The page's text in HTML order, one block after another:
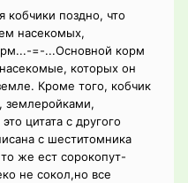
кобчики поздно, что
насекомых,
=-...Основной корм
которых он
Кроме того, кобчик
землеройками,
цитата с другого
с шеститомника
же ест сорокопут-
не сокол,но все